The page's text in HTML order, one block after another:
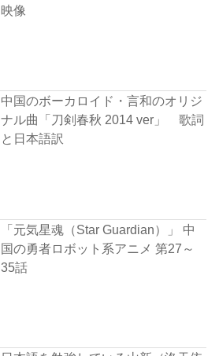
映像
中国のボーカロイド・言和のオリジ
ナル曲「刀剣春秋 2014 ver」 歌詞
と日本語訳
「元気星魂（Star Guardian）」 中
国の勇者ロボット系アニメ 第27～
35話